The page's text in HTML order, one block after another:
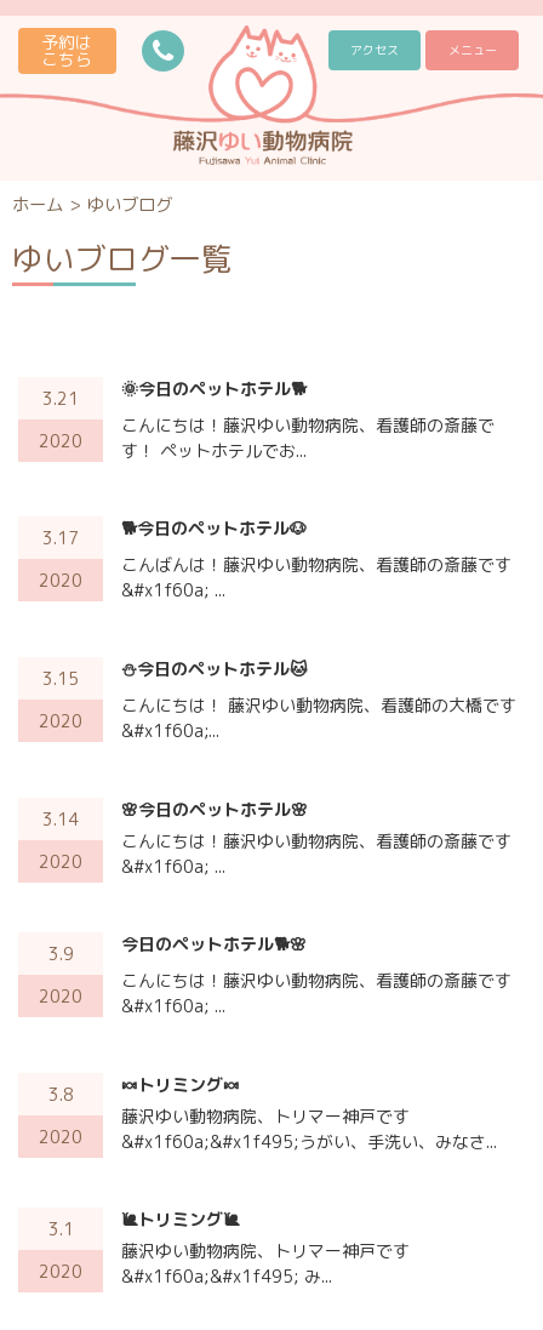
予約は
こちら アクセス メニュー
ホーム > ゆいブログ
ゆいブログ一覧
3.21
2020
🌞今日のペットホテル🐕
こんにちは！藤沢ゆい動物病院、看護師の斎藤で
す！ ペットホテルでお...
3.17
2020
🐕今日のペットホテル🐶
こんばんは！藤沢ゆい動物病院、看護師の斎藤です
&#x1f60a; ...
3.15
2020
⛄今日のペットホテル🐱
こんにちは！ 藤沢ゆい動物病院、看護師の大橋です
&#x1f60a;...
3.14
2020
🌸今日のペットホテル🌸
こんにちは！藤沢ゆい動物病院、看護師の斎藤です
&#x1f60a; ...
3.9
2020
今日のペットホテル🐕🌸
こんにちは！藤沢ゆい動物病院、看護師の斎藤です
&#x1f60a; ...
3.8
2020
🍬トリミング🍬
藤沢ゆい動物病院、トリマー神戸です
&#x1f60a;&#x1f495;うがい、手洗い、みなさ...
3.1
2020
🐌トリミング🐌
藤沢ゆい動物病院、トリマー神戸です
&#x1f60a;&#x1f495; み...